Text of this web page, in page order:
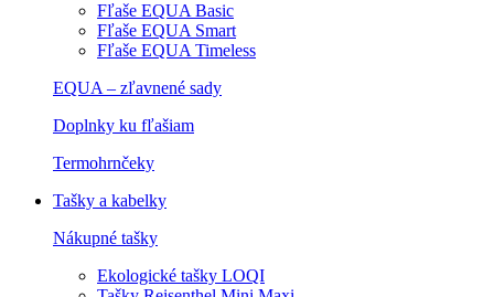
Fľaše EQUA Basic
Fľaše EQUA Smart
Fľaše EQUA Timeless
EQUA – zľavnené sady
Doplnky ku fľašiam
Termohrnčeky
Tašky a kabelky
Nákupné tašky
Ekologické tašky LOQI